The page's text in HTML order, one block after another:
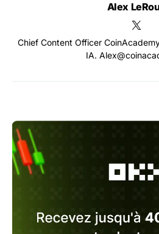
Alex
Chief Content Officer
IA.